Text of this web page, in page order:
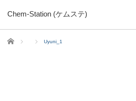
Chem-Station (ケムステ)
ホーム Uyuni_1